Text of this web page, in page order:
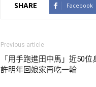
SHARE Facebook
Previous article
「用手跑進田中馬」近50
許明年回娘家再吃一輪